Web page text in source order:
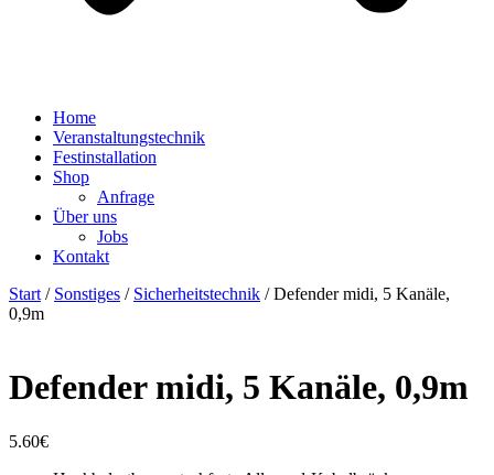
Home
Veranstaltungstechnik
Festinstallation
Shop
Anfrage
Über uns
Jobs
Kontakt
Start / Sonstiges / Sicherheitstechnik / Defender midi, 5 Kanäle,
0,9m
Defender midi, 5 Kanäle, 0,9m
5.60€